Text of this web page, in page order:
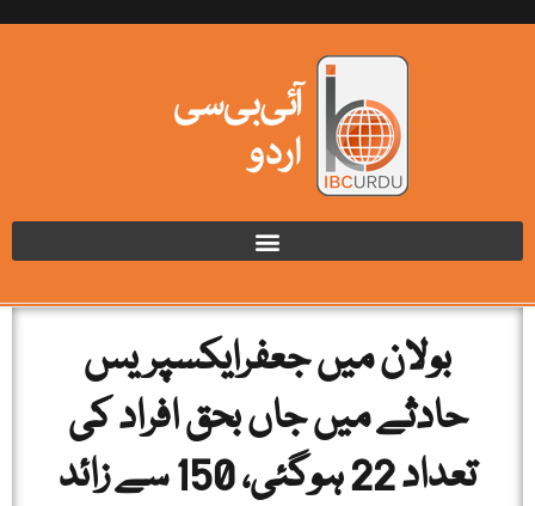
بولان میں جعفرایکسپریس
حادثے میں جاں بحق افراد کی
تعداد 22 ہوگئی، 150 سے زائد